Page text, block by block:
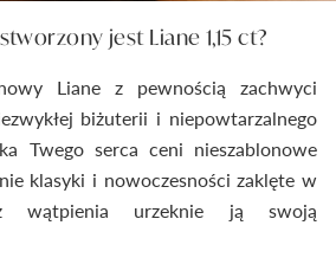
jest Liane 1,15 ct?
Liane z pewnością zachwyci
biżuterii i niepowtarzalnego
Twego serca ceni nieszablonowe
klasyki i nowoczesności zaklęte w
wątpienia urzeknie ją swoją